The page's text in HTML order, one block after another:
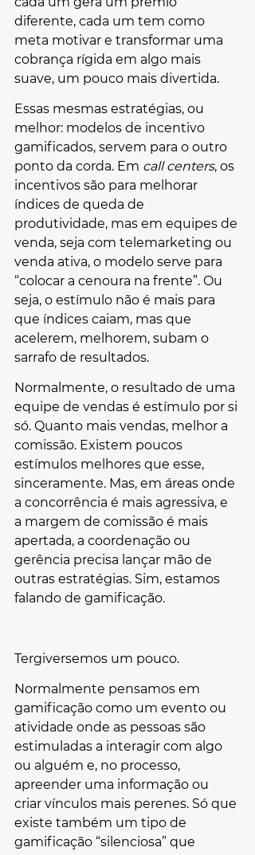
diferente, cada um tem como
meta motivar e transformar uma
cobrança rígida em algo mais
suave, um pouco mais divertida.
Essas mesmas estratégias, ou
melhor: modelos de incentivo
gamificados, servem para o outro
ponto da corda. Em call centers, os
incentivos são para melhorar
índices de queda de
produtividade, mas em equipes de
venda, seja com telemarketing ou
venda ativa, o modelo serve para
“colocar a cenoura na frente”. Ou
seja, o estímulo não é mais para
que índices caiam, mas que
acelerem, melhorem, subam o
sarrafo de resultados.
Normalmente, o resultado de uma
equipe de vendas é estímulo por si
só. Quanto mais vendas, melhor a
comissão. Existem poucos
estímulos melhores que esse,
sinceramente. Mas, em áreas onde
a concorrência é mais agressiva, e
a margem de comissão é mais
apertada, a coordenação ou
gerência precisa lançar mão de
outras estratégias. Sim, estamos
falando de gamificação.
Tergiversemos um pouco.
Normalmente pensamos em
gamificação como um evento ou
atividade onde as pessoas são
estimuladas a interagir com algo
ou alguém e, no processo,
apreender uma informação ou
criar vínculos mais perenes. Só que
existe também um tipo de
gamificação “silenciosa” que